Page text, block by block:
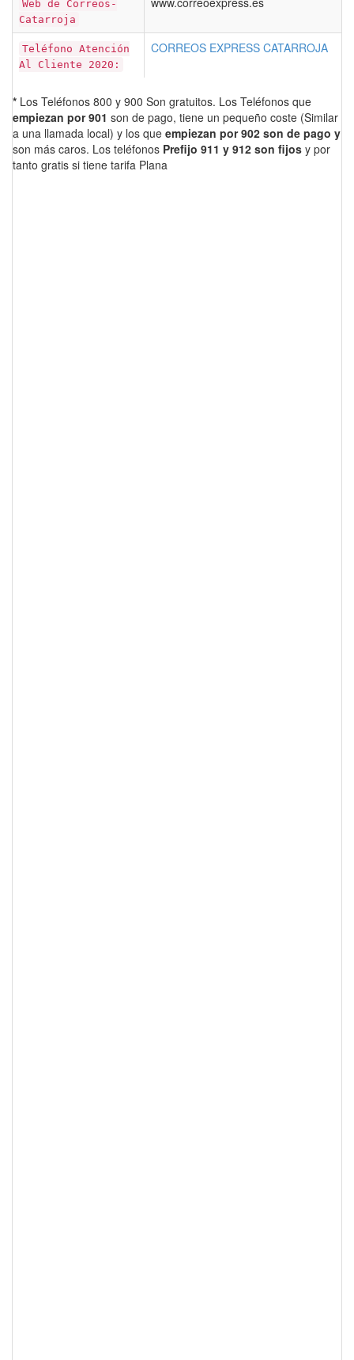
Web de Correos-
Catarroja
Teléfono Atención
Al Cliente 2020:
CORREOS EXPRESS CATARROJA
* Los Teléfonos 800 y 900 Son gratuitos. Los Teléfonos que
empiezan por 901 son de pago, tiene un pequeño coste (Similar
a una llamada local) y los que empiezan por 902 son de pago y
son más caros. Los teléfonos Prefijo 911 y 912 son fijos y por
tanto gratis si tiene tarifa Plana